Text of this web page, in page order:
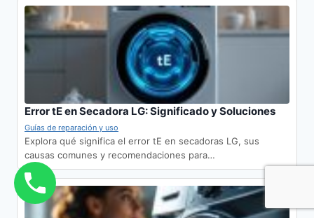
Error tE en Secadora LG: Significado y Soluciones
Guías de reparación y uso
Explora qué significa el error tE en secadoras LG, sus
causas comunes y recomendaciones para…